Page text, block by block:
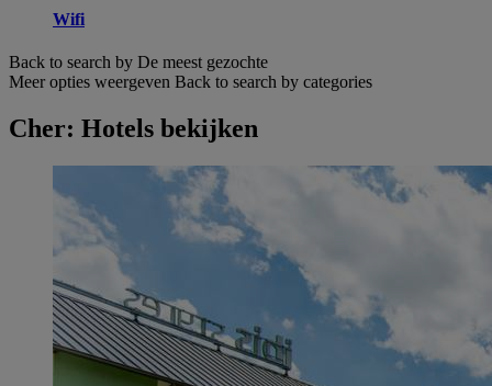
Wifi
Back to search by De meest gezochte
Meer opties weergeven Back to search by categories
Cher: Hotels bekijken